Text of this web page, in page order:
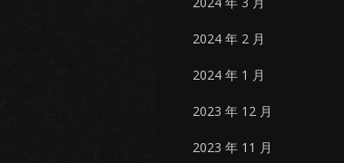
2024 年 2 月
2024 年 1 月
2023 年 12 月
2023 年 11 月